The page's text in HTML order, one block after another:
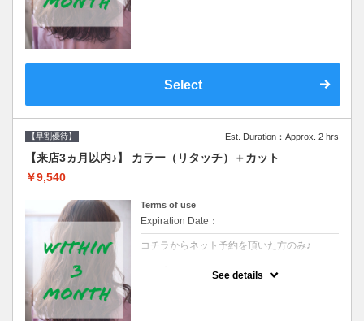
Select
【早割優待】 Est. Duration：Approx. 2 hrs
【来店3ヵ月以内♪】 カラー（リタッチ）＋カット
￥9,540
Terms of use
Expiration Date：
コチラからネット予約を頂いた方のみ♪
See details